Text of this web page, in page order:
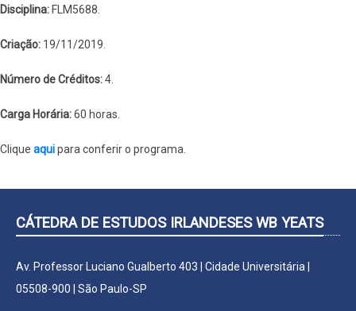
Disciplina: FLM5688.
Criação: 19/11/2019.
Número de Créditos:4.
Carga Horária:60 horas.
Clique aquipara conferir o programa.
CÁTEDRA DE ESTUDOS IRLANDESES WB YEATS
Av. Professor Luciano Gualberto 403 | Cidade Universitária |
05508-900 | São Paulo-SP